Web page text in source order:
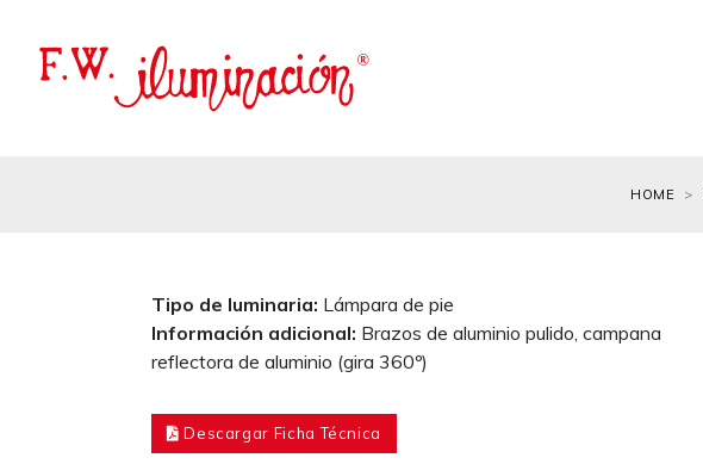
HOME
Tipo de luminaria: Lámpara de pie
Información adicional: Brazos de aluminio pulido, campana
reflectora de aluminio (gira 360º)
Descargar Ficha Técnica